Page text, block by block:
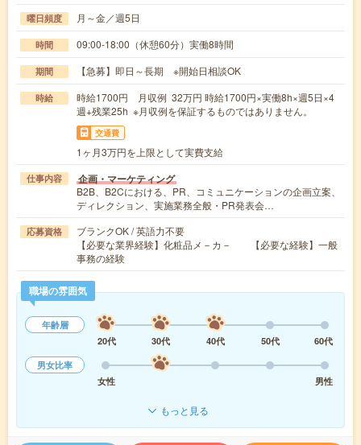
曜日頻度 月～金／週5日
時間 09:00-18:00（休憩60分）実働8時間
期間 【急募】即日～長期 ※開始日相談OK
時給
時給1700円 月収例 32万円 時給1700円×実働8h×週5日×4
週+残業25h ※月収例を保証するものではありません。
交通費
1ヶ月3万円を上限として実費支給
仕事内容 企画・マーケティング
B2B、B2Cにおける、PR、コミュニケーションの企画立案、
ディレクション、実施業務全般・PR発表会…
応募資格
ブランクOK / 英語力不要
【必要な業界経験】化粧品メ－カ－ 【必要な経験】一般
事務の経験
職場の雰囲気
年齢層
20代
30代 40代 50代
60代
男女比率
女性
男性
もっと見る